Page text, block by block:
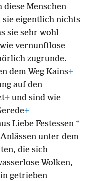
diese Menschen
sie eigentlich nichts
sie sehr wohl
vernunftlose
zugrunde.
dem Weg Kains+
auf den
+ und sind wie
+
Liebe Festessen *
unter dem
die sich
Wolken,
getrieben